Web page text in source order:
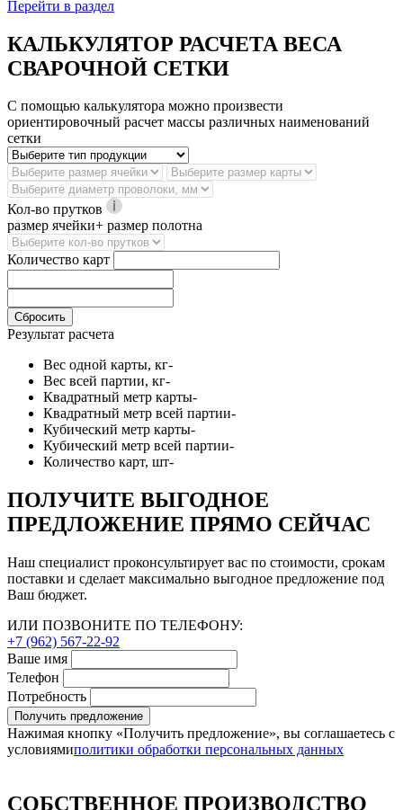
Перейти в раздел
КАЛЬКУЛЯТОР РАСЧЕТА ВЕСА
СВАРОЧНОЙ СЕТКИ
С помощью калькулятора можно произвести
ориентировочный расчет массы различных наименований
сетки
Кол-во прутков
размер ячейки+ размер полотна
Количество карт
Сбросить
Результат расчета
Вес одной карты, кг-
Вес всей партии, кг-
Квадратный метр карты-
Квадратный метр всей партии-
Кубический метр карты-
Кубический метр всей партии-
Количество карт, шт-
ПОЛУЧИТЕ ВЫГОДНОЕ
ПРЕДЛОЖЕНИЕ ПРЯМО СЕЙЧАС
Наш специалист проконсультирует вас по стоимости, срокам
поставки и сделает максимально выгодное предложение под
Ваш бюджет.
ИЛИ ПОЗВОНИТЕ ПО ТЕЛЕФОНУ:
+7 (962) 567-22-92
Ваше имя
Телефон
Потребность
Получить предложение
Нажимая кнопку «Получить предложение», вы соглашаетесь с
условиямиполитики обработки персональных данных
СОБСТВЕННОЕ ПРОИЗВОДСТВО